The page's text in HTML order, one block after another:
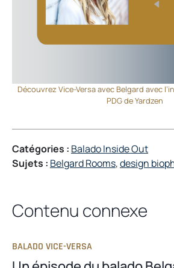
Découvrez Vice-Versa avec Belgard avec
PDG de Yardzen
Catégories : Balado Inside Out
Sujets : Belgard Rooms, design
Contenu connexe
BALADO VICE-VERSA